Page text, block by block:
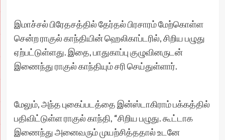
இமாச்சல் பிரேதசத்தில் தேர்தல் பிரசாரம் மேற்கொள்ள
சென்ற ராகுல் காந்தியின் ஹெலிகாப்டரில், சிறிய பழுது
ஏற்பட்டுள்ளது. இதை, பாதுகாப்பு குழுவினருடன்
இணைந்து ராகுல் காந்தியும் சரி செய்துள்ளார்.
மேலும், அந்த புகைப்படத்தை இன்ஸ்டாகிராம் பக்கத்தில்
பதிவிட்டுள்ள ராகுல் காந்தி, “சிறிய பழுது. கூட்டாக
இணைந்து அனைவரும் முயற்சித்ததால் உடனே